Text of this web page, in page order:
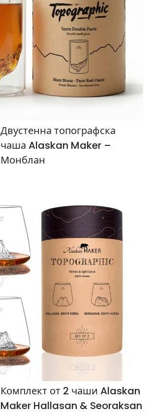
Двустенна топографска
чаша Alaskan Maker –
Монблан
Комплект от 2 чаши Alaskan
Maker Hallasan & Seoraksan